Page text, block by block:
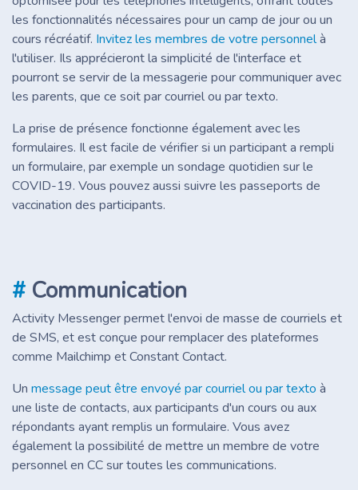
les fonctionnalités nécessaires pour un camp de jour ou un
cours récréatif. Invitez les membres de votre personnelà
l'utiliser. Ils apprécieront la simplicité de l'interface et
pourront se servir de la messagerie pour communiquer avec
les parents, que ce soit par courriel ou par texto.
La prise de présence fonctionne également avec les
formulaires. Il est facile de vérifier si un participant a rempli
un formulaire, par exemple un sondage quotidien sur le
COVID-19. Vous pouvez aussi suivre les passeports de
vaccination des participants.
# Communication
Activity Messenger permet l'envoi de masse de courriels et
de SMS, et est conçue pour remplacer des plateformes
comme Mailchimp et Constant Contact.
Un message peut être envoyé par courriel ou par texto à
une liste de contacts, aux participants d'un cours ou aux
répondants ayant remplis un formulaire. Vous avez
également la possibilité de mettre un membre de votre
personnel en CC sur toutes les communications.